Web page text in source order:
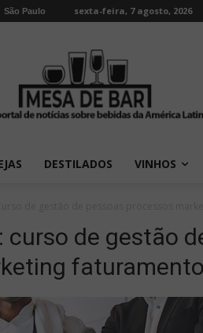
São Paulo sexta-feira, 7 agosto, 2026
DESTILADOS VINHOS
curso de gestão